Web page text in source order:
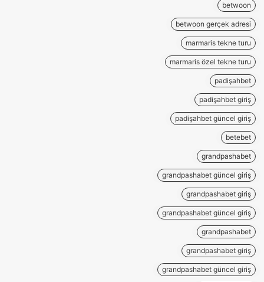
betwoon
betwoon gerçek adresi
marmaris tekne turu
marmaris özel tekne turu
padişahbet
padişahbet giriş
padişahbet güncel giriş
betebet
grandpashabet
grandpashabet güncel giriş
grandpashabet giriş
grandpashabet güncel giriş
grandpashabet
grandpashabet giriş
grandpashabet güncel giriş